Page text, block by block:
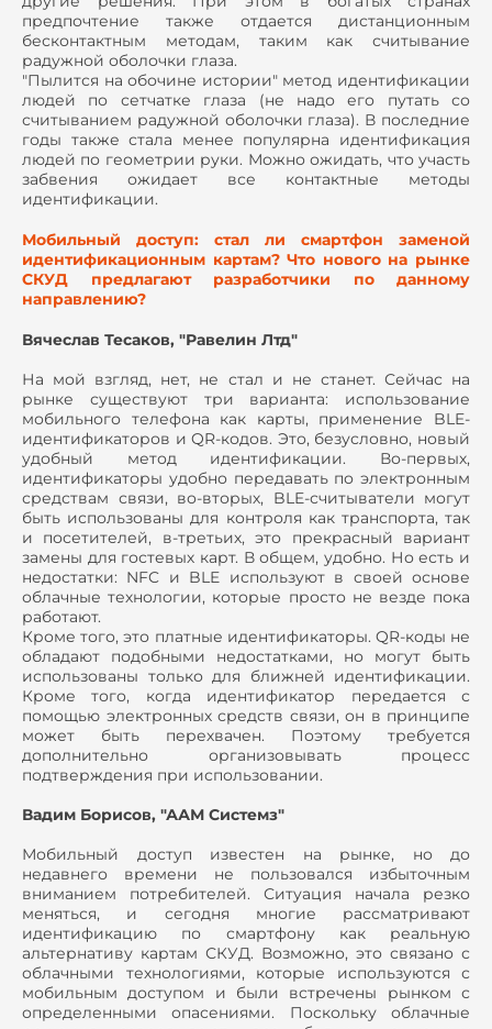
предпочтение также отдается дистанционным
бесконтактным методам, таким как считывание
радужной оболочки глаза.
"Пылится на обочине истории" метод идентификации
людей по сетчатке глаза (не надо его путать со
считыванием радужной оболочки глаза). В последние
годы также стала менее популярна идентификация
людей по геометрии руки. Можно ожидать, что участь
забвения ожидает все контактные методы
идентификации.
Мобильный доступ: стал ли смартфон заменой
идентификационным картам? Что нового на рынке
СКУД предлагают разработчики по данному
направлению?
Вячеслав Тесаков, "Равелин Лтд"
На мой взгляд, нет, не стал и не станет. Сейчас на
рынке существуют три варианта: использование
мобильного телефона как карты, применение BLE-
идентификаторов и QR-кодов. Это, безусловно, новый
удобный метод идентификации. Во-первых,
идентификаторы удобно передавать по электронным
средствам связи, во-вторых, BLE-считыватели могут
быть использованы для контроля как транспорта, так
и посетителей, в-третьих, это прекрасный вариант
замены для гостевых карт. В общем, удобно. Но есть и
недостатки: NFC и BLE используют в своей основе
облачные технологии, которые просто не везде пока
работают.
Кроме того, это платные идентификаторы. QR-коды не
обладают подобными недостатками, но могут быть
использованы только для ближней идентификации.
Кроме того, когда идентификатор передается с
помощью электронных средств связи, он в принципе
может быть перехвачен. Поэтому требуется
дополнительно организовывать процесс
подтверждения при использовании.
Вадим Борисов, "ААМ Системз"
Мобильный доступ известен на рынке, но до
недавнего времени не пользовался избыточным
вниманием потребителей. Ситуация начала резко
меняться, и сегодня многие рассматривают
идентификацию по смартфону как реальную
альтернативу картам СКУД. Возможно, это связано с
облачными технологиями, которые используются с
мобильным доступом и были встречены рынком с
определенными опасениями. Поскольку облачные